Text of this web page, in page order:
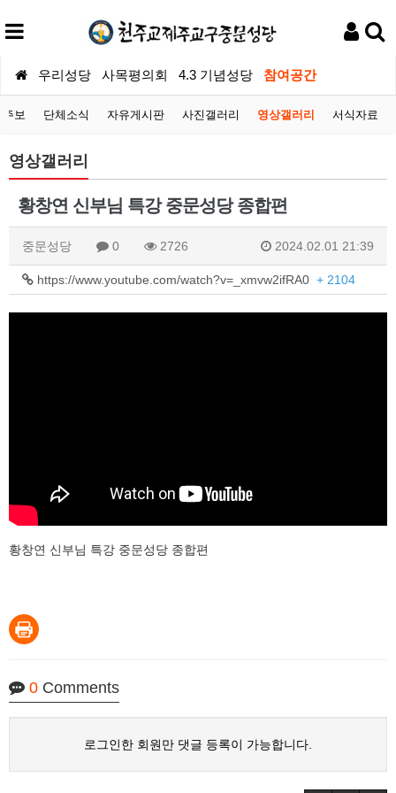
우리성당 사목평의회 4.3 기념성당 참여공간
보 단체소식 자유게시판 사진갤러리 영상갤러리 서식자료
영상갤러리
황창연 신부님 특강 중문성당 종합편
중문성당 0 2726 2024.02.01 21:39
https://www.youtube.com/watch?v=_xmvw2ifRA0 + 2104
황창연 신부님 특강 중문성당 종합편
0 Comments
로그인한 회원만 댓글 등록이 가능합니다.